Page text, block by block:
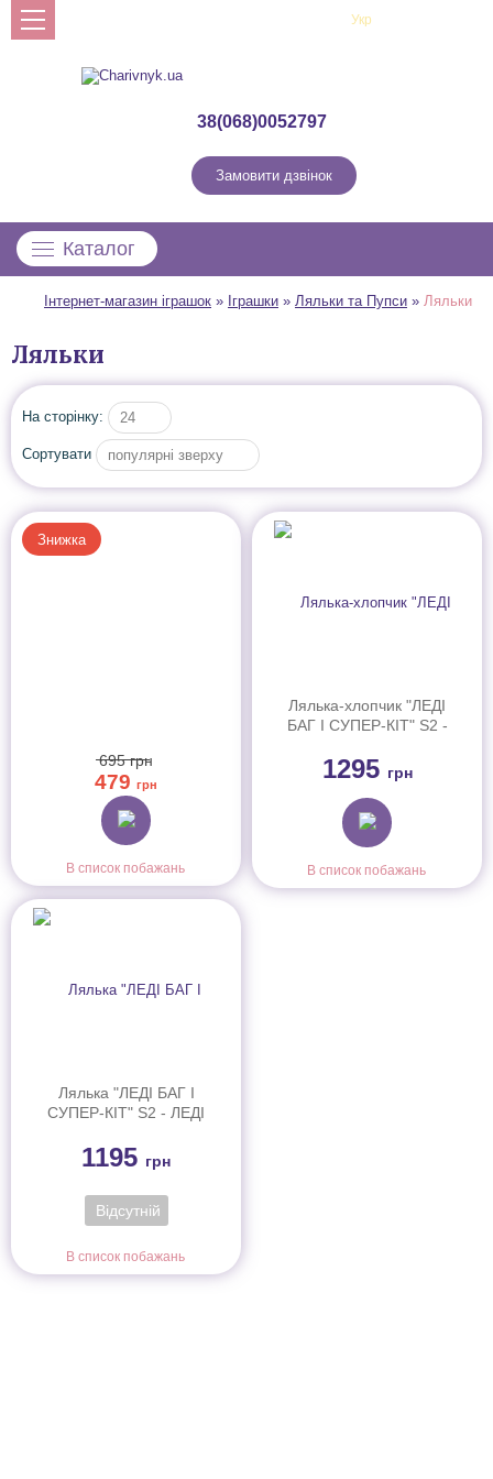
Укр
38(068)0052797
Замовити дзвінок
Каталог
Інтернет-магазин іграшок » Іграшки » Ляльки та Пупси » Ляльки
Ляльки
На сторінку: 24
Сортувати популярні зверху
Знижка
695грн
479 грн
В список побажань
Лялька-хлопчик "ЛЕДІ
БАГ І СУПЕР-КІТ" S2 -
аксес.)
1295 грн
В список побажань
Лялька "ЛЕДІ БАГ І
СУПЕР-КІТ" S2 - ЛЕДІ
1195 грн
Відсутній
В список побажань